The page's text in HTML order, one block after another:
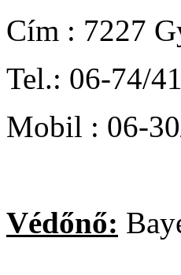
Cím : 7227
Tel.: 06-74/
Mobil : 06-
Védőnő: